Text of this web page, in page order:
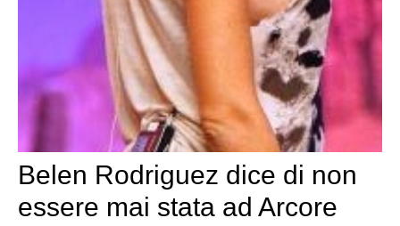
Belen Rodriguez dice di non
essere mai stata ad Arcore